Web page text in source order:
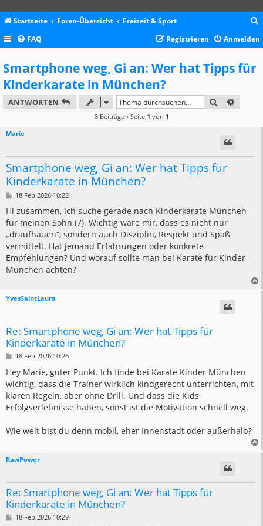
Startseite Foren-Übersicht Freizeit & Sport
c
FAQ Anmelden
Registrieren
Smartphone weg, Gi an: Wer hat Tipps für
Kinderkarate in München?
ANTWORTEN SUCHE
8 Beiträge • Seite 1 von 1
Marie
Smartphone weg, Gi an: Wer hat Tipps für
Kinderkarate in München?
B
i
r
a
g
18 Feb 2026 10:22
Hi zusammen, ich suche gerade nach Kinderkarate München
für meinen Sohn (7). Wichtig wäre mir, dass es nicht nur
„draufhauen“, sondern auch Disziplin, Respekt und Spaß
vermittelt. Hat jemand Erfahrungen oder konkrete
Empfehlungen? Und worauf sollte man bei Karate für Kinder
München achten?
YvesSaintLaura
Re: Smartphone weg, Gi an: Wer hat Tipps für
Kinderkarate in München?
B
i
t
r
a
g
18 Feb 2026 10:26
Hey Marie, guter Punkt. Ich finde bei Karate Kinder München
wichtig, dass die Trainer wirklich kindgerecht unterrichten, mit
klaren Regeln, aber ohne Drill. Und dass die Kids
Erfolgserlebnisse haben, sonst ist die Motivation schnell weg.
Wie weit bist du denn mobil, eher Innenstadt oder außerhalb?
RawPower
Re: Smartphone weg, Gi an: Wer hat Tipps für
Kinderkarate in München?
B18 Feb 2026 10:29